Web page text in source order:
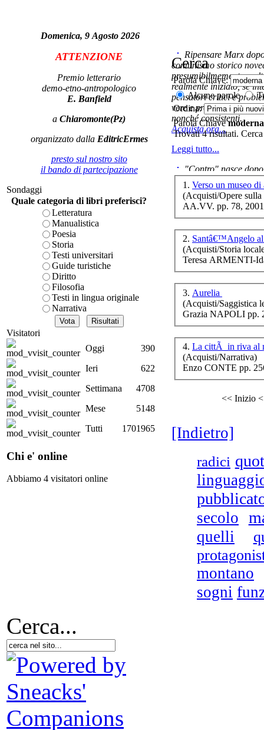
Domenica, 9 Agosto 2026
ATTENZIONE
Premio letterario
demo-etno-antropologico
E. Banfield
a Chiaromonte(Pz)
organizzato dalla EditricErmes
presto sul nostro sito
il bando di partecipazione
Sondaggi
Quale categoria di libri preferisci?
Letteratura
Manualistica
Poesia
Storia
Testi universitari
Guide turistiche
Diritto
Filosofia
Testi in lingua originale
Narrativa
Visitatori
Oggi
390
Ieri
622
Settimana
4708
Mese
5148
Tutti
1701965
Chi e' online
Abbiamo 4 visitatori online
Ripensare Marx
comunismo storico
presumibilmemente
realmente iniziato, se
pensatori critici e
vere e proprie correnti
nonché consistenti.
Acquista ora...
Leggi tutto...
"Contro" nasce
cominciato con la
ripensaremarx. i saggi
questa collaborazione
è teorica, sempre però
presente fase.
Acquista ora...
A feed could not be
http://www.lastampa.it/
Cerca
Parola Chiave:
Alcune parole
Ordina:
Parola Chiavemoderna
Trovati 4 risultati.
1. Verso un museo
(Acquisti/Opere sulla
AA.VV. pp. 78, 2001
2. Santâ€™Angelo
(Acquisti/Storia
Teresa ARMENTI-
3. Aurelia
(Acquisti/Saggistica
Grazia NAPOLI pp.
4. La cittÃ in riva al
(Acquisti/Narrativa)
Enzo CONTE pp.
<< Inizio
[Indietro]
radici
secolo
quelli
montano
sogni
Cerca...